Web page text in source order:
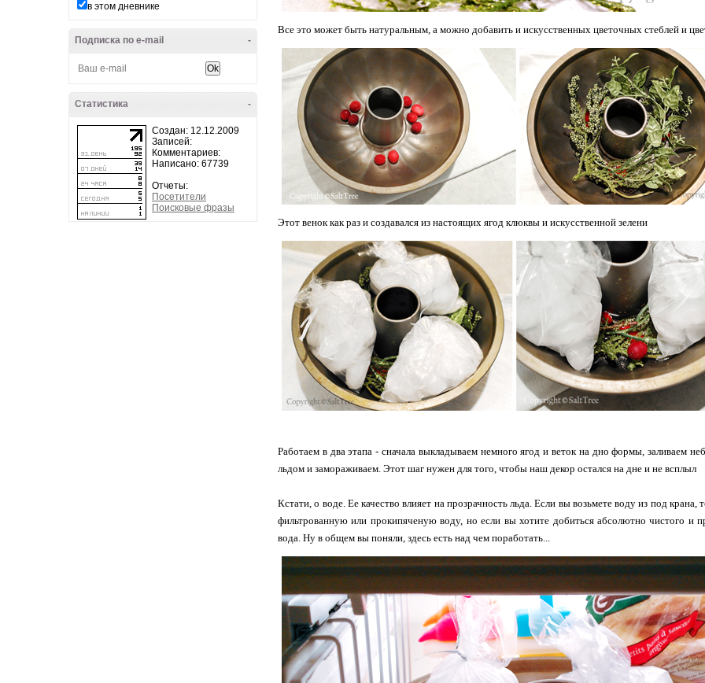
в этом дневнике
-
Подписка по e-mail
-
Статистика
Создан: 12.12.2009
Записей:
Комментариев:
Написано: 67739
Отчеты:
Посетители
Поисковые фразы
Все это может быть натуральным, а можно добавить и искусственных цветочных стеблей и
Этот венок как раз и создавался из настоящих ягод клюквы и искусственной зелени
Работаем в два этапа - сначала выкладываем немного ягод и веток на дно формы, заливаем
льдом и замораживаем. Этот шаг нужен для того, чтобы наш декор остался на дне и не всплыл
Кстати, о воде. Ее качество влияет на прозрачность льда. Если вы возьмете воду из под
фильтрованную или прокипяченую воду, но если вы хотите добиться абсолютно чистого и
вода. Ну в общем вы поняли, здесь есть над чем поработать...